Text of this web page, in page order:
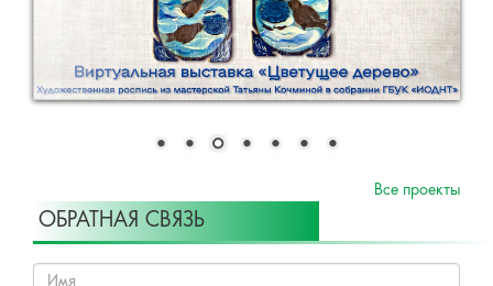
Все проекты
ОБРАТНАЯ СВЯЗЬ